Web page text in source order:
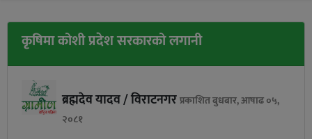
कृषिमा कोशी प्रदेश सरकारको लगानी
ब्रह्मदेव यादव / विराटनगरप्रकाशित बुधबार, आषाढ ०५,
२०८१